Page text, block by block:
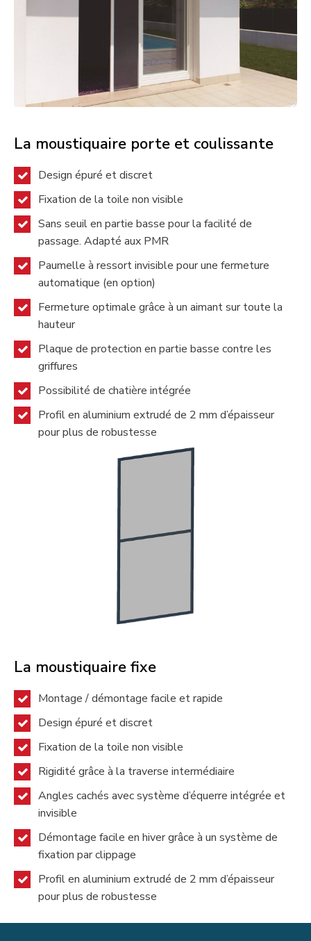
La moustiquaire porte et coulissante
Design épuré et discret
Fixation de la toile non visible
Sans seuil en partie basse pour la facilité de
passage. Adapté aux PMR
Paumelle à ressort invisible pour une fermeture
automatique (en option)
Fermeture optimale grâce à un aimant sur toute la
hauteur
Plaque de protection en partie basse contre les
griffures
Possibilité de chatière intégrée
Profil en aluminium extrudé de 2 mm d’épaisseur
pour plus de robustesse
La moustiquaire fixe
Montage / démontage facile et rapide
Design épuré et discret
Fixation de la toile non visible
Rigidité grâce à la traverse intermédiaire
Angles cachés avec système d’équerre intégrée et
invisible
Démontage facile en hiver grâce à un système de
fixation par clippage
Profil en aluminium extrudé de 2 mm d’épaisseur
pour plus de robustesse